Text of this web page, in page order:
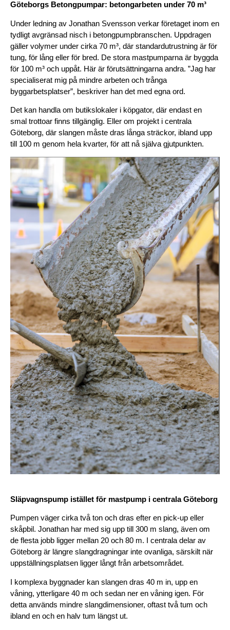
Göteborgs Betongpumpar: betongarbeten under 70 m³
Under ledning av Jonathan Svensson verkar företaget inom en
tydligt avgränsad nisch i betongpumpbranschen. Uppdragen
gäller volymer under cirka 70 m³, där standardutrustning är för
tung, för lång eller för bred. De stora mastpumparna är byggda
för 100 m³ och uppåt. Här är förutsättningarna andra. ”Jag har
specialiserat mig på mindre arbeten och trånga
byggarbetsplatser”, beskriver han det med egna ord.
Det kan handla om butikslokaler i köpgator, där endast en
smal trottoar finns tillgänglig. Eller om projekt i centrala
Göteborg, där slangen måste dras långa sträckor, ibland upp
till 100 m genom hela kvarter, för att nå själva gjutpunkten.
Släpvagnspump istället för mastpump i centrala Göteborg
Pumpen väger cirka två ton och dras efter en pick-up eller
skåpbil. Jonathan har med sig upp till 300 m slang, även om
de flesta jobb ligger mellan 20 och 80 m. I centrala delar av
Göteborg är längre slangdragningar inte ovanliga, särskilt när
uppställningsplatsen ligger långt från arbetsområdet.
I komplexa byggnader kan slangen dras 40 m in, upp en
våning, ytterligare 40 m och sedan ner en våning igen. För
detta används mindre slangdimensioner, oftast två tum och
ibland en och en halv tum längst ut.